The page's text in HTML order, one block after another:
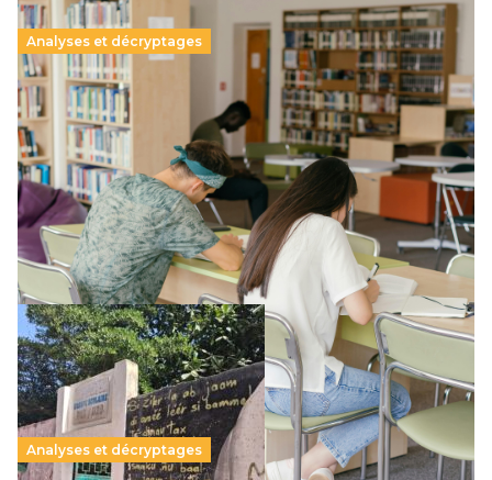
Analyses et décryptages
Supérieur privé : une dérive qui met à mal la
promesse républicaine
11 juillet 2026-
Le projet de loi sur la régulation de l’enseignement
supérieur privé met en lumière l’amplification d’un système
qui relègue l’acte pédagogique au superfétatoire, voire à…
Lire la suite →
Analyses et décryptages